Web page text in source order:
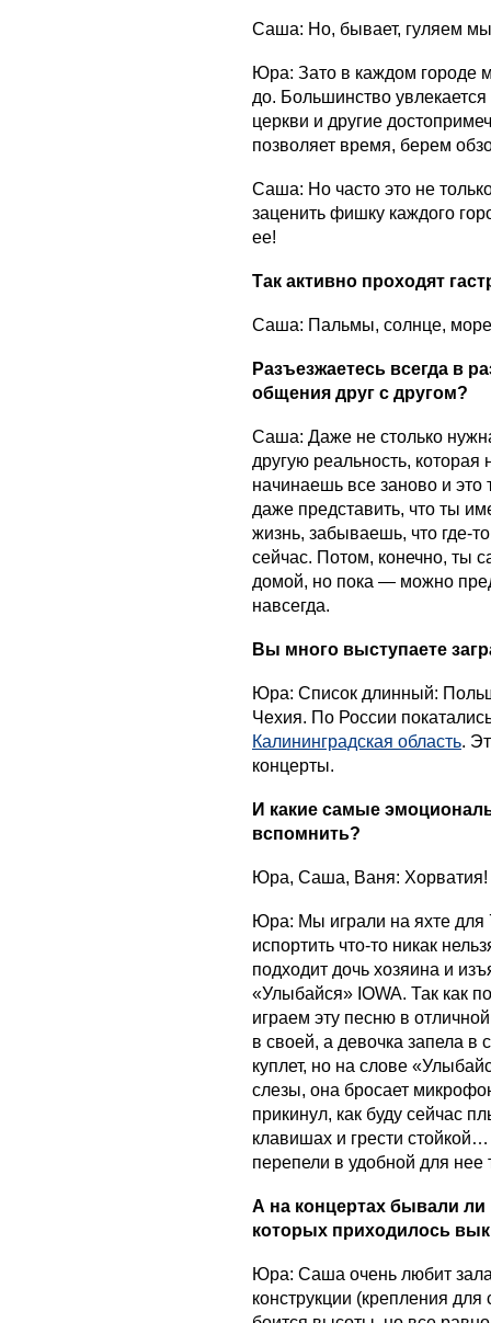
Саша: Но, бывает, гуляем мы
Юра: Зато в каждом городе
до. Большинство
церкви и другие
позволяет время, берем
Саша: Но часто это не
заценить фишку каждого
ее!
Так активно проходят
Саша: Пальмы, солнце,
Разъезжаетесь всегда в
общения друг с другом?
Саша: Даже не столько
другую реальность, которая
начинаешь все заново и это
даже представить, что ты
жизнь, забываешь, что где-
сейчас. Потом, конечно, ты
домой, но пока — можно
навсегда.
Вы много выступаете
Юра: Список длинный:
Чехия. По России
Калининградская область.
концерты.
И какие самые
вспомнить?
Юра, Саша, Ваня: Хорватия!
Юра: Мы играли на яхте для
испортить что-то никак
подходит дочь хозяина и
«Улыбайся» IOWA. Так как
играем эту песню в
в своей, а девочка запела в
куплет, но на слове
слезы, она бросает
прикинул, как буду сейчас
клавишах и грести
перепели в удобной для
А на концертах бывали ли
которых приходилось
Юра: Саша очень любит
конструкции (крепления